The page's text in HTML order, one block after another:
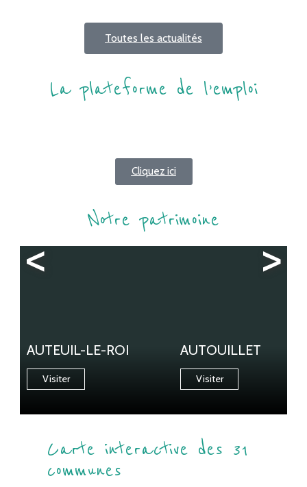
Toutes les actualités
La plateforme de l’emploi
Cliquez ici
Notre patrimoine
< >
AUTEUIL-LE-ROI
Visiter
AUTOUILLET
Visiter
Carte interactive des 31
communes